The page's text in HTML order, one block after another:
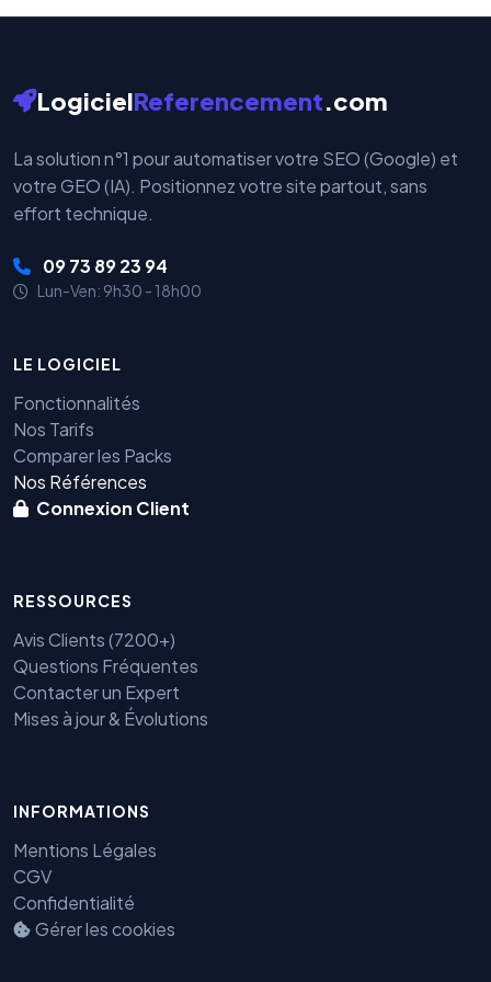
LogicielReferencement.com
La solution n°1 pour automatiser votre SEO (Google) et
votre GEO (IA). Positionnez votre site partout, sans
effort technique.
09 73 89 23 94
Lun-Ven: 9h30 - 18h00
LE LOGICIEL
Fonctionnalités
Nos Tarifs
Comparer les Packs
Nos Références
Connexion Client
RESSOURCES
Avis Clients (7200+)
Questions Fréquentes
Contacter un Expert
Mises à jour & Évolutions
INFORMATIONS
Mentions Légales
CGV
Confidentialité
Gérer les cookies